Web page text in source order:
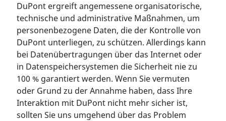
DuPont ergreift angemessene organisatorische,
technische und administrative Maßnahmen, um
personenbezogene Daten, die der Kontrolle von
DuPont unterliegen, zu schützen. Allerdings kann
bei Datenübertragungen über das Internet oder
in Datenspeichersystemen die Sicherheit nie zu
100 % garantiert werden. Wenn Sie vermuten
oder Grund zu der Annahme haben, dass Ihre
Interaktion mit DuPont nicht mehr sicher ist,
sollten Sie uns umgehend über das Problem